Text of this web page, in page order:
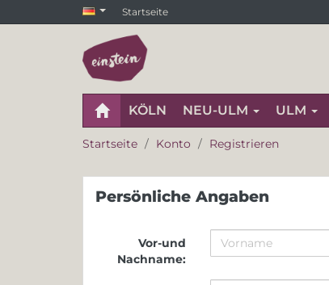
Startseite
KÖLN NEU-ULM ULM
Startseite Konto Registrieren
Persönliche Angaben
Vor-und
Nachname: